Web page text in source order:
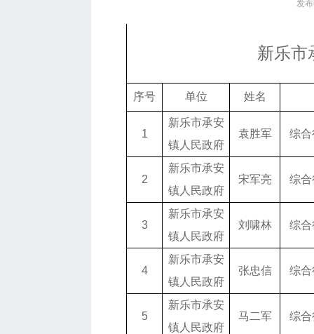
发
新乐市
序号 单位 姓名
1
新乐市承安
镇人民政府
袁胜军 综
2
新乐市承安
镇人民政府
宋军亮 综
3
新乐市承安
镇人民政府
刘啸林 综
4
新乐市承安
镇人民政府
张忠信 综
5
新乐市承安
镇人民政府
马二军 综